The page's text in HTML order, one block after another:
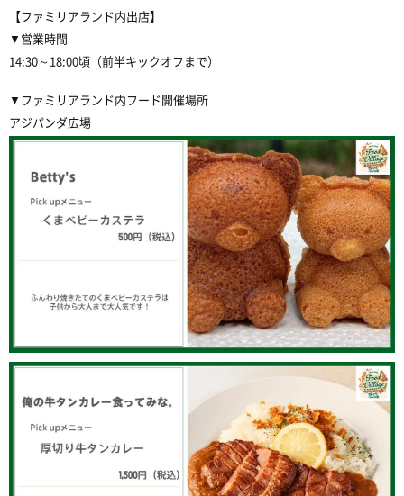
【ファミリアランド内出店】
▼営業時間
14:30～18:00頃（前半キックオフまで）
▼ファミリアランド内フード開催場所
アジパンダ広場